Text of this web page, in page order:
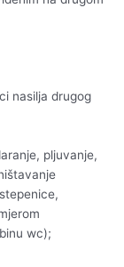
nasilja drugog
pljuvanje,
wc);